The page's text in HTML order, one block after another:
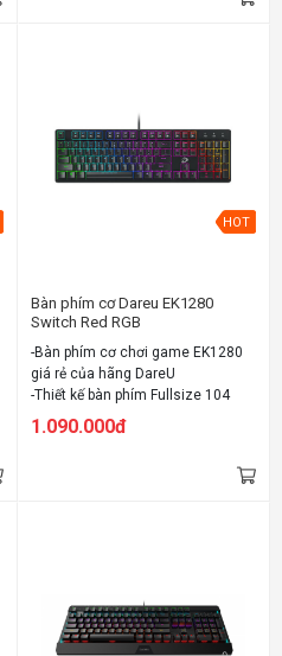
HOT
Bàn phím cơ Dareu EK1280
Switch Red RGB
-Bàn phím cơ chơi game EK1280
giá rẻ của hãng DareU
-Thiết kế bàn phím Fullsize 104
phím quen thuộc
-Đầy đủ 3 loại Switch: Blue - Brown
1.090.000đ